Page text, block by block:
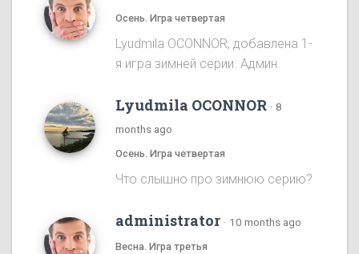
Осень. Игра четвертая
Lyudmila OCONNOR, добавлена 1-
я игра зимней серии. Админ.
Lyudmila OCONNOR · 8
months ago
Осень. Игра четвертая
Что слышно про зимнюю серию?
administrator · 10 months ago
Весна. Игра третья